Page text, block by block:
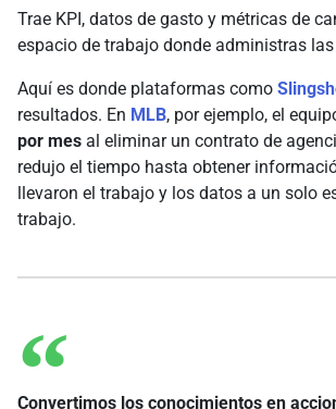
Trae KPI, datos de gasto y métricas de
espacio de trabajo donde administras
Aquí es donde plataformas como
resultados. En MLB, por ejemplo, el
por mes al eliminar un contrato de
redujo el tiempo hasta obtener
llevaron el trabajo y los datos a un solo
trabajo.
Convertimos los conocimientos en